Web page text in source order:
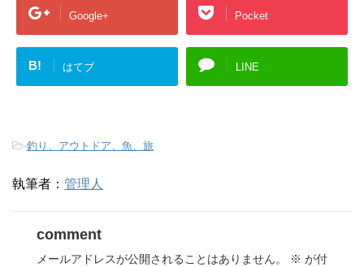
Google+ Pocket
B! はてブ LINE
-釣り、アウトドア、魚、旅
執筆者： 管理人
comment
メールアドレスが公開されることはありません。 ※ が付